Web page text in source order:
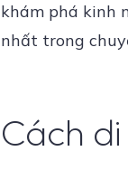
khám phá kinh
nhất trong
Cách